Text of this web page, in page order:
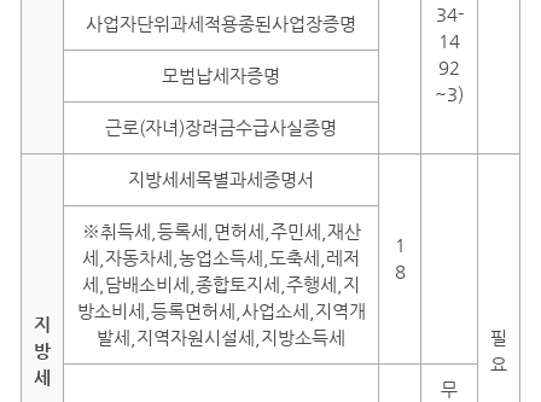
34-
14
92
~3)
사업자단위과세적용종된사업장증명
모범납세자증명
근로(자녀)장려금수급사실증명
지
방
세
지방세세목별과세증명서
1
8
필
요
※취득세,등록세,면허세,주민세,재산
세,자동차세,농업소득세,도축세,레저
세,담배소비세,종합토지세,주행세,지
방소비세,등록면허세,사업소세,지역개
발세,지역자원시설세,지방소득세
무